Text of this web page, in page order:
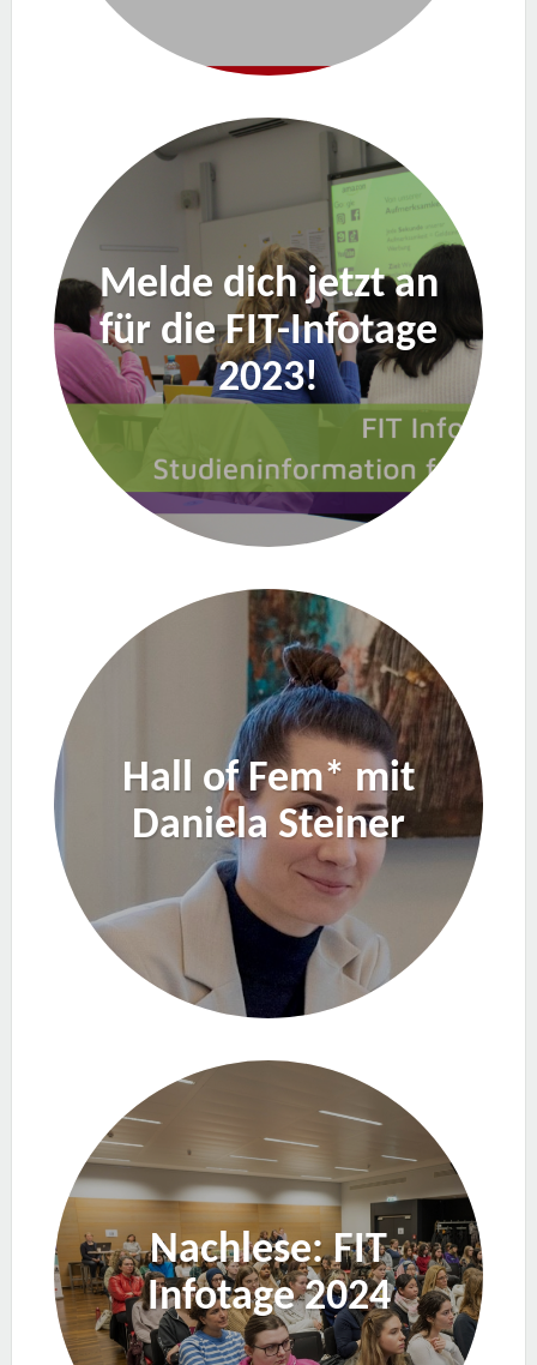
Melde dich jetzt an
für die FIT-Infotage
2023!
Hall of Fem* mit
Daniela Steiner
Nachlese: FIT
Infotage 2024